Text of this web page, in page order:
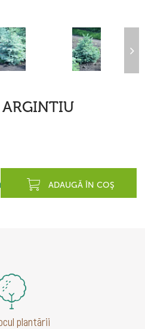
lei
ADAUGĂ ÎN COŞ
plantării